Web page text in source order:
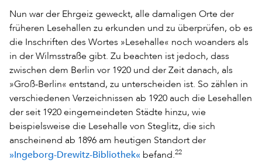
Nun war der Ehrgeiz geweckt, alle damaligen Orte der
früheren Lesehallen zu erkunden und zu überprüfen, ob es
die Inschriften des Wortes »Lesehalle« noch woanders als
in der Wilmsstraße gibt. Zu beachten ist jedoch, dass
zwischen dem Berlin vor 1920 und der Zeit danach, als
»Groß-Berlin« entstand, zu unterscheiden ist. So zählen in
verschiedenen Verzeichnissen ab 1920 auch die Lesehallen
der seit 1920 eingemeindeten Städte hinzu, wie
beispielsweise die Lesehalle von Steglitz, die sich
anscheinend ab 1896 am heutigen Standort der
»Ingeborg-Drewitz-Bibliothek« befand.22